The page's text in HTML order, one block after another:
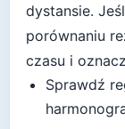
dystansie.
porównaniu
czasu i
Sprawdź